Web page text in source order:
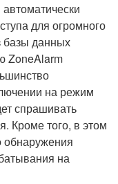
для огромного
базы данных
ZoneAlarm
на режим
спрашивать
Кроме того, в этом
обнаружения
на